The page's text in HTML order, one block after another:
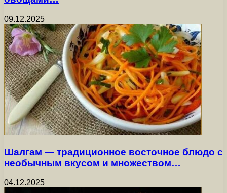
09.12.2025
Шалгам — традиционное восточное блюдо с
необычным вкусом и множеством…
04.12.2025